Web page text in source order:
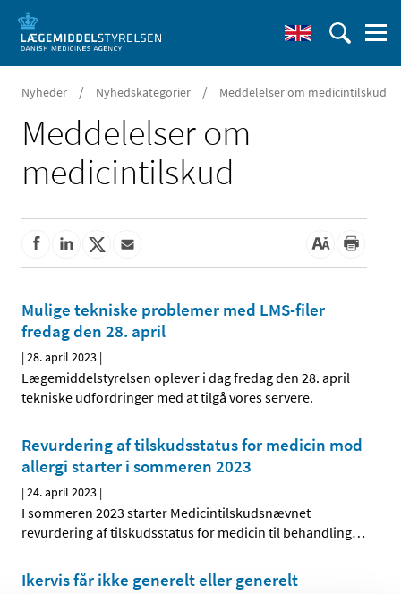
Nyheder / Nyhedskategorier / Meddelelser om medicintilskud
Meddelelser om
medicintilskud
Mulige tekniske problemer med LMS-filer
fredag den 28. april
|28. april 2023 |
Lægemiddelstyrelsen oplever i dag fredag den 28. april
tekniske udfordringer med at tilgå vores servere.
Revurdering af tilskudsstatus for medicin mod
allergi starter i sommeren 2023
|24. april 2023 |
I sommeren 2023 starter Medicintilskudsnævnet
revurdering af tilskudsstatus for medicin til behandling…
Ikervis får ikke generelt eller generelt